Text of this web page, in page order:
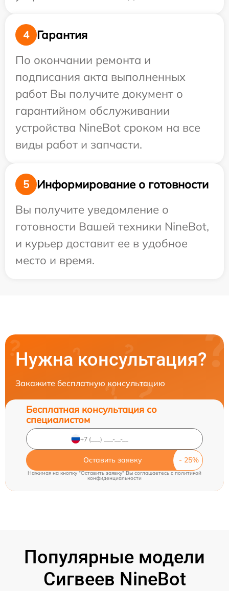
4
Гарантия
По окончании ремонта и
подписания акта выполненных
работ Вы получите документ о
гарантийном обслуживании
устройства NineBot сроком на все
виды работ и запчасти.
5
Информирование о готовности
Вы получите уведомление о
готовности Вашей техники NineBot,
и курьер доставит ее в удобное
место и время.
Нужна консультация?
Закажите бесплатную консультацию
Бесплатная консультация со
специалистом
Оставить заявку
Нажимая на кнопку "Оставить заявку" Вы соглашаетесь c политикой
конфиденциальности
Популярные модели
Сигвеев NineBot